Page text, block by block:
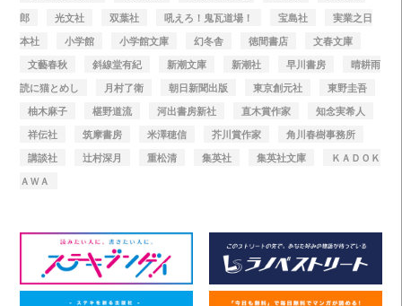
郎
光文社 双葉社 吼えろ！鬼瓦道場！ 宝島社
実業之日
本社
小学館 小学館文庫 幻冬舎 徳間書店
文春文庫
文藝春秋
斜線堂有紀 新潮文庫 新潮社 早川書房
晴耕雨
読に猫とめし
月村了衛 朝日新聞出版 東京創元社
東野圭吾
柚木麻子
椹野道流 河出書房新社 直木賞作家
知念実希人
祥伝社
筑摩書房 米澤穂信 芥川賞作家
角川春樹事務所
講談社
辻村深月 重松清 集英社 集英社文庫
ＫＡＤＯＫ
ＡＷＡ